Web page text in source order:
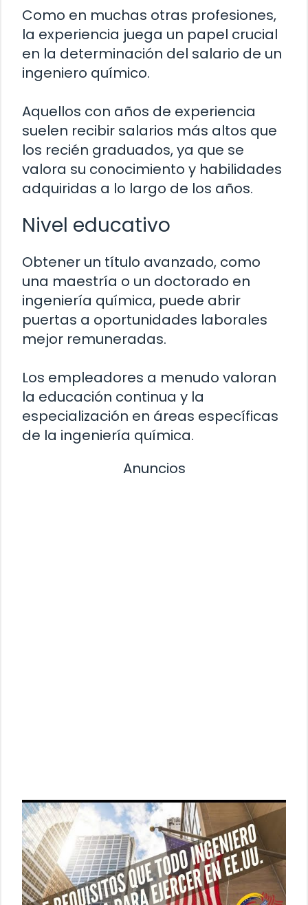
Como en muchas otras profesiones,
la experiencia juega un papel crucial
en la determinación del salario de un
ingeniero químico.
Aquellos con años de experiencia
suelen recibir salarios más altos que
los recién graduados, ya que se
valora su conocimiento y habilidades
adquiridas a lo largo de los años.
Nivel educativo
Obtener un título avanzado, como
una maestría o un doctorado en
ingeniería química, puede abrir
puertas a oportunidades laborales
mejor remuneradas.
Los empleadores a menudo valoran
la educación continua y la
especialización en áreas específicas
de la ingeniería química.
Anuncios